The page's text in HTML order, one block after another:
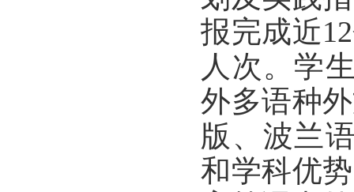
报完成近
人次。学
外多语种
版、波兰
和学科优